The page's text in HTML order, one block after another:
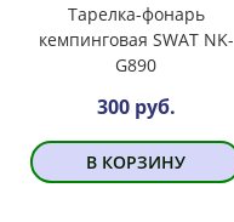
Тарелка-фонарь
кемпинговая SWAT NK-
G890
300 руб.
В КОРЗИНУ